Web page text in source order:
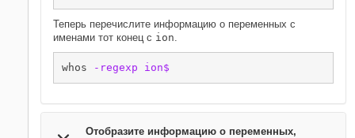
Теперь перечислите информацию о переменных с
именами тот конец с ion.
whos -regexp ion$
Отобразите информацию о переменных,